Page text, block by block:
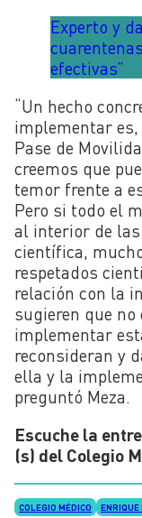
Experto y
efectivas”
“Un hecho
implementar
Pase de
creemos que
temor frente a
Pero si todo el
al interior de
científica,
respetados
relación con la
sugieren que
implementar
reconsideran y
ella y la
preguntó Meza.
Escuche la
(s) del Colegio
COLEGIO MÉDICO ENRIQUE